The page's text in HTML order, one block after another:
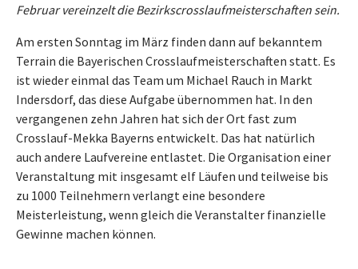
Februar vereinzelt die Bezirkscrosslaufmeisterschaften sein.
Am ersten Sonntag im März finden dann auf bekanntem
Terrain die Bayerischen Crosslaufmeisterschaften statt. Es
ist wieder einmal das Team um Michael Rauch in Markt
Indersdorf, das diese Aufgabe übernommen hat. In den
vergangenen zehn Jahren hat sich der Ort fast zum
Crosslauf-Mekka Bayerns entwickelt. Das hat natürlich
auch andere Laufvereine entlastet. Die Organisation einer
Veranstaltung mit insgesamt elf Läufen und teilweise bis
zu 1000 Teilnehmern verlangt eine besondere
Meisterleistung, wenn gleich die Veranstalter finanzielle
Gewinne machen können.